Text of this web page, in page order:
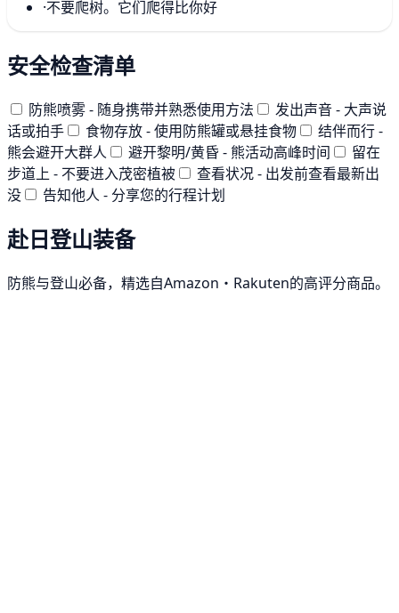
·不要爬树。它们爬得比你好
安全检查清单
防熊喷雾 - 随身携带并熟悉使用方法
发出声音 - 大声说
话或拍手
食物存放 - 使用防熊罐或悬挂食物
结伴而行 -
熊会避开大群人
避开黎明/黄昏 - 熊活动高峰时间
留在
步道上 - 不要进入茂密植被
查看状况 - 出发前查看最新出
没
告知他人 - 分享您的行程计划
赴日登山装备
防熊与登山必备，精选自Amazon・Rakuten的高评分商品。